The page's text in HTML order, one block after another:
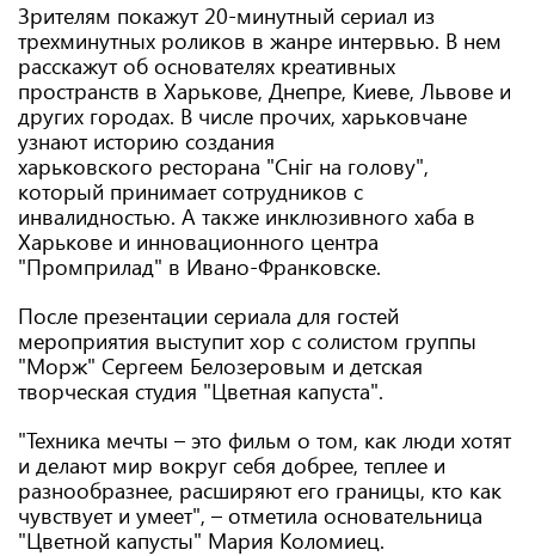
Зрителям покажут 20-минутный сериал из
трехминутных роликов в жанре интервью. В нем
расскажут об основателях креативных
пространств в Харькове, Днепре, Киеве, Львове и
других городах. В числе прочих, харьковчане
узнают историю создания
харьковского ресторана "Сніг на голову",
который принимает сотрудников с
инвалидностью. А также инклюзивного хаба в
Харькове и инновационного центра
"Промприлад" в Ивано-Франковске.
После презентации сериала для гостей
мероприятия выступит хор с солистом группы
"Морж" Сергеем Белозеровым и детская
творческая студия "Цветная капуста".
"Техника мечты – это фильм о том, как люди хотят
и делают мир вокруг себя добрее, теплее и
разнообразнее, расширяют его границы, кто как
чувствует и умеет", – отметила основательница
"Цветной капусты" Мария Коломиец.